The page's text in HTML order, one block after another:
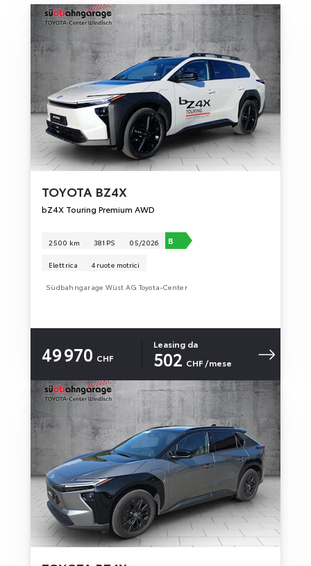
TOYOTA BZ4X
bZ4X Touring Premium AWD
2 500 km 381 PS 05/2026 B
Elettrica 4 ruote motrici
Südbahngarage Wüst AG Toyota-Center
49 970 CHF
Leasing da
502 CHF /mese